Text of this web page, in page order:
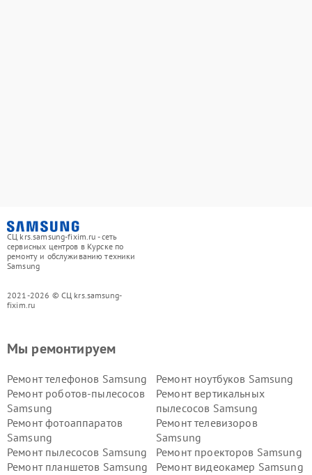
СЦ krs.samsung-fixim.ru - сеть
сервисных центров в Курске по
ремонту и обслуживанию техники
Samsung
2021-2026 © СЦ krs.samsung-
fixim.ru
Мы ремонтируем
Ремонт телефонов Samsung
Ремонт ноутбуков Samsung
Ремонт роботов-пылесосов
Samsung
Ремонт вертикальных
пылесосов Samsung
Ремонт фотоаппаратов
Samsung
Ремонт телевизоров
Samsung
Ремонт пылесосов Samsung
Ремонт проекторов Samsung
Ремонт планшетов Samsung
Ремонт видеокамер Samsung